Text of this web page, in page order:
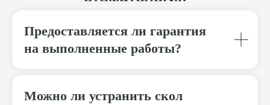
Предоставляется ли гарантия
на выполненные работы?
Можно ли устранить скол